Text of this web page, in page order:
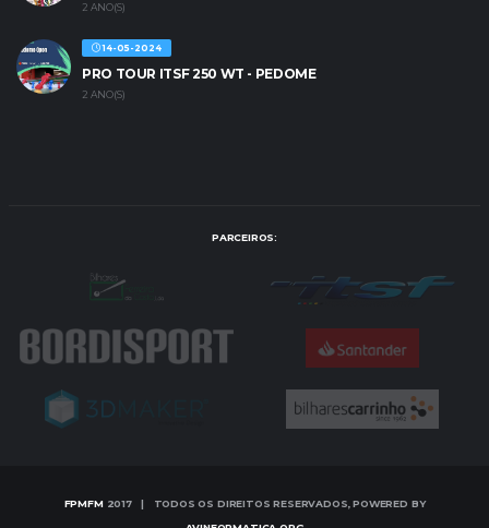
2 ANO(S)
14-05-2024
PRO TOUR ITSF 250 WT - PEDOME
2 ANO(S)
PARCEIROS:
FPMFM2017 | TODOS OS DIREITOS RESERVADOS, POWERED BY